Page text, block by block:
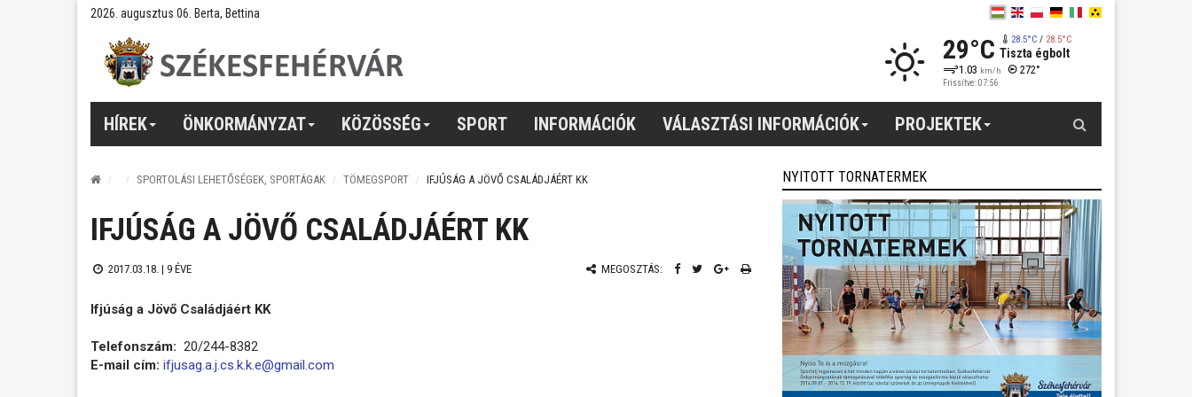
2026. augusztus 06. Berta, Bettina
29°C 28.5°C/ 28.5°C
Tiszta égbolt
1.03 km/h 272°
Frissítve: 07:56
HÍREK ÖNKORMÁNYZAT KÖZÖSSÉG SPORT INFORMÁCIÓK VÁLASZTÁSI INFORMÁCIÓK PROJEKTEK
SPORTOLÁSI LEHETŐSÉGEK, SPORTÁGAK TÖMEGSPORT IFJÚSÁG A JÖVŐ CSALÁDJÁÉRT KK
IFJÚSÁG A JÖVŐ CSALÁDJÁÉRT KK
2017.03.18. | 9 ÉVE MEGOSZTÁS:
Ifjúság a Jövő Családjáért KK
Telefonszám: 20/244-8382
E-mail cím: ifjusag.a.j.cs.k.k.e@gmail.com
NYITOTT TORNATERMEK